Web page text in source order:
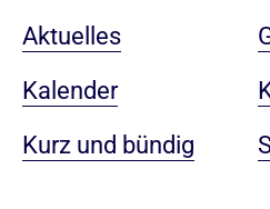
Aktuelles
Kalender
Kurz und bündig